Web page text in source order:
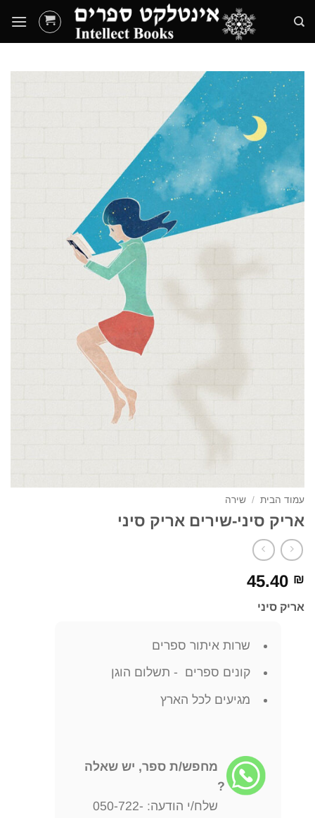
content
עמוד הבית / שירה
אריק סיני-שירים אריק סיני
45.40 ₪
אריק סיני
שרות איתור ספרים
קונים ספרים - תשלום הוגן
מגיעים לכל הארץ
מחפש/ת ספר, יש שאלה
?
שלח/י הודעה: 050-722-